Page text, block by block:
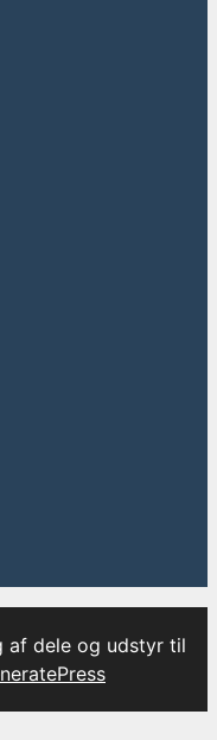
af dele og udstyr til